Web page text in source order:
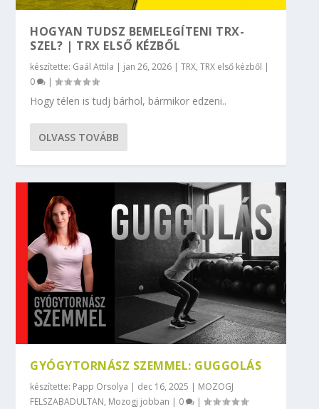
HOGYAN TUDSZ BEMELEGÍTENI TRX-
SZEL? | TRX ELSŐ KÉZBŐL
készítette: Gaál Attila | jan 26, 2026 |TRX,TRX első kézből |
0
|
Hogy télen is tudj bárhol, bármikor edzeni..
OLVASS TOVÁBB
GYÓGYTORNÁSZ SZEMMEL: GUGGOLÁS
készítette: Papp Orsolya | dec 16, 2025 | MOZOGJ
FELSZABADULTAN, Mozogj jobban | 0 |